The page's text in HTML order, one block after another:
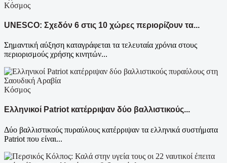
Κόσμος
UNESCO: Σχεδόν 6 στις 10 χώρες περιορίζουν τα...
Σημαντική αύξηση καταγράφεται τα τελευταία χρόνια στους
περιορισμούς χρήσης κινητών...
Κόσμος
Ελληνικοί Patriot κατέρριψαν δύο βαλλιστικούς...
Δύο βαλλιστικούς πυραύλους κατέρριψαν τα ελληνικά συστήματα
Patriot που είναι...